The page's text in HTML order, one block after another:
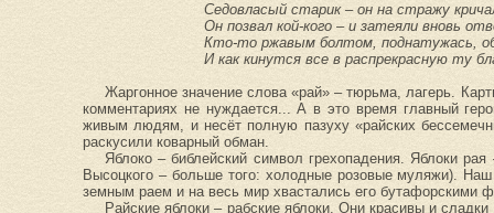
Седовласый старик – он на стражу
Он позвал кой-кого – и затеяли вновь
Кто-то ржавым болтом, поднатужась, об
И как кинутся все в распрекрасную ту
Жаргонное значение слова «рай» – тюрьма, лагерь.
комментариях не нуждается... А в это время главный
живым людям, и несёт полную пазуху «райских
раскусили коварный обман.
Яблоко – библейский символ грехопадения. Яблоки
Высоцкого – больше того: холодные розовые муляжи).
земным раем и на весь мир хвастались его бутафорскими
Райские яблоки – рабские яблоки. Они красивы и